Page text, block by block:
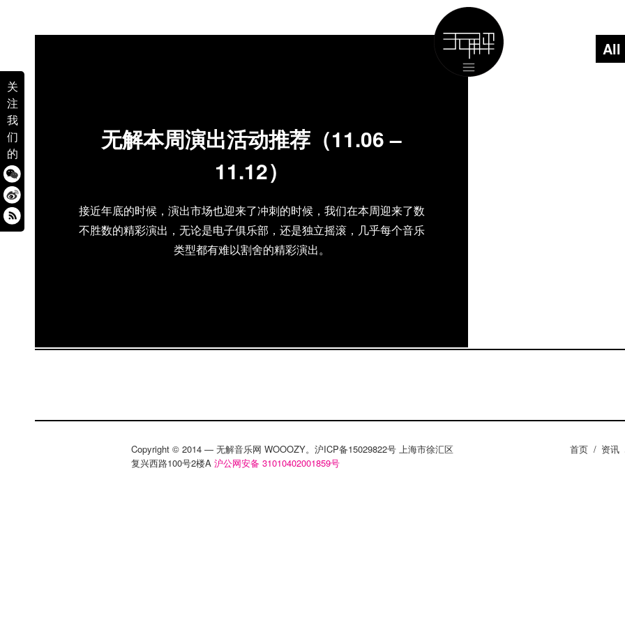
关
注
我
们
的
All
无解本周演出活动推荐（11.06 –
11.12）
接近年底的时候，演出市场也迎来了冲刺的时候，我们在本周迎来了数
不胜数的精彩演出，无论是电子俱乐部，还是独立摇滚，几乎每个音乐
类型都有难以割舍的精彩演出。
Copyright © 2014 — 无解音乐网 WOOOZY。沪ICP备15029822号 上海市徐汇区
复兴西路100号2楼A 沪公网安备 31010402001859号
首页 / 资讯